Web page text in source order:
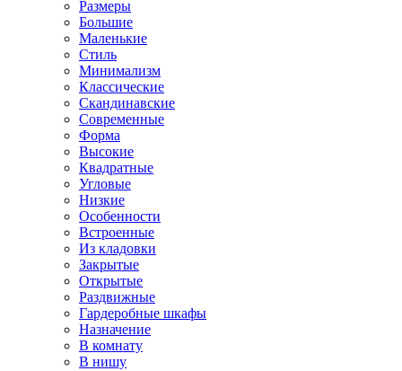
Размеры
Большие
Маленькие
Стиль
Минимализм
Классические
Скандинавские
Современные
Форма
Высокие
Квадратные
Угловые
Низкие
Особенности
Встроенные
Из кладовки
Закрытые
Открытые
Раздвижные
Гардеробные шкафы
Назначение
В комнату
В нишу